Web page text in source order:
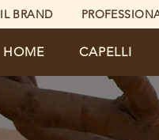
IL BRAND
HOME CAPELLI